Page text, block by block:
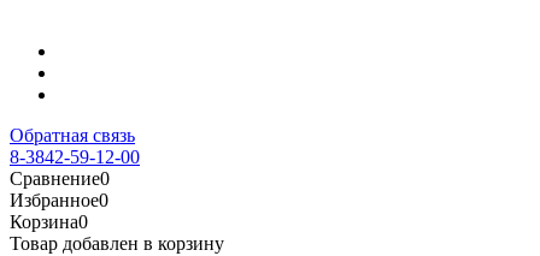
Обратная связь
8-3842-59-12-00
Сравнение0
Избранное0
Корзина0
Товар добавлен в корзину